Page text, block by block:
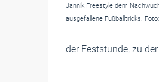
Jannik Freestyle dem
ausgefallene Fußballtricks.
der Feststunde, zu